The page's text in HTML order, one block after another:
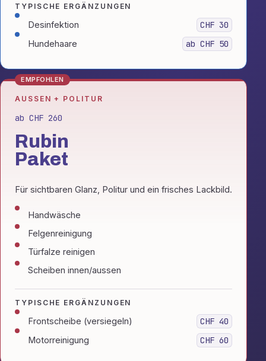
TYPISCHE ERGÄNZUNGEN
Desinfektion CHF 30
Hundehaare ab CHF 50
EMPFOHLEN
AUSSEN + POLITUR
ab CHF 260
Rubin
Paket
Für sichtbaren Glanz, Politur und ein frisches Lackbild.
Handwäsche
Felgenreinigung
Türfalze reinigen
Scheiben innen/aussen
TYPISCHE ERGÄNZUNGEN
Frontscheibe (versiegeln) CHF 40
Motorreinigung CHF 60